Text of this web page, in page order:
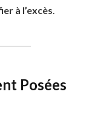
à l’excès
Posées